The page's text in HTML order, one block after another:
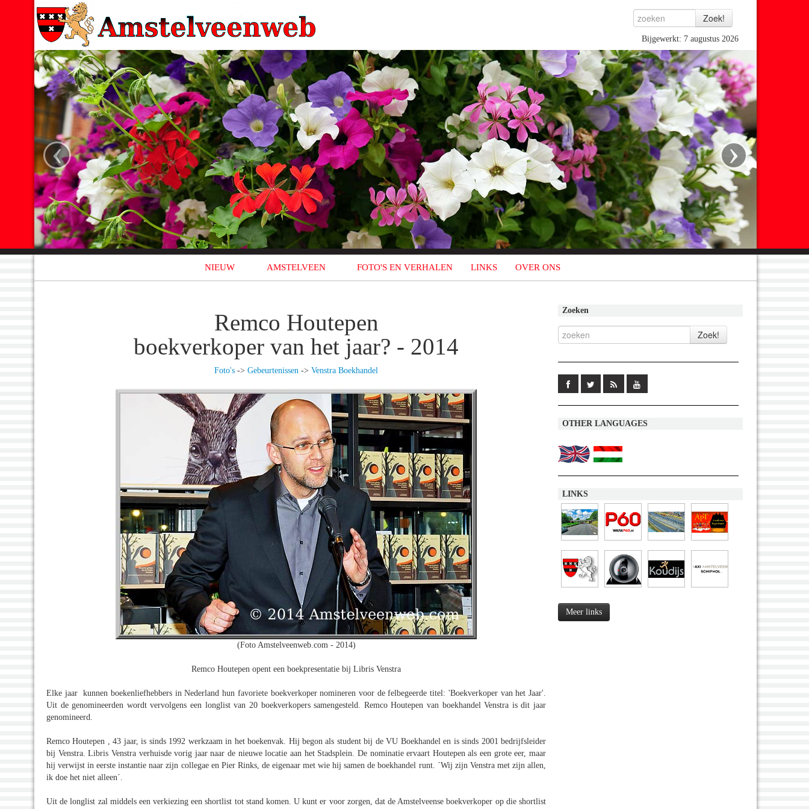
Bijgewerkt: 7 augustus 2026
‹ ›
NIEUW AMSTELVEEN FOTO'S EN VERHALEN LINKS OVER ONS
Remco Houtepen
boekverkoper van het jaar? - 2014
Foto's -> Gebeurtenissen -> Venstra Boekhandel
(Foto Amstelveenweb.com - 2014)
Remco Houtepen opent een boekpresentatie bij Libris Venstra
Elke jaar kunnen boekenliefhebbers in Nederland hun favoriete boekverkoper nomineren voor de felbegeerde titel: 'Boekverkoper van het Jaar'.
Uit de genomineerden wordt vervolgens een longlist van 20 boekverkopers samengesteld. Remco Houtepen van boekhandel Venstra is dit jaar
genomineerd.
Remco Houtepen , 43 jaar, is sinds 1992 werkzaam in het boekenvak. Hij begon als student bij de VU Boekhandel en is sinds 2001 bedrijfsleider
bij Venstra. Libris Venstra verhuisde vorig jaar naar de nieuwe locatie aan het Stadsplein. De nominatie ervaart Houtepen als een grote eer, maar
hij verwijst in eerste instantie naar zijn collegae en Pier Rinks, de eigenaar met wie hij samen de boekhandel runt. ´Wij zijn Venstra met zijn allen,
ik doe het niet alleen´.
Uit de longlist zal middels een verkiezing een shortlist tot stand komen. U kunt er voor zorgen, dat de Amstelveense boekverkoper op die shortlist
Zoeken
OTHER LANGUAGES
LINKS
Meer links